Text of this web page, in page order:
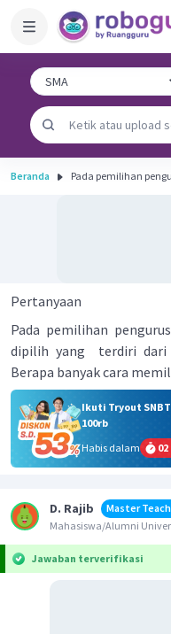
Beranda Pada pemilihan
Pertanyaan
Pada pemilihan
dipilih yang terdiri dari
Berapa banyak cara
Ikuti Tryout
100rb
Habis dalam
02
D. Rajib
Master
Mahasiswa/Alumni
Jawaban terverifikasi